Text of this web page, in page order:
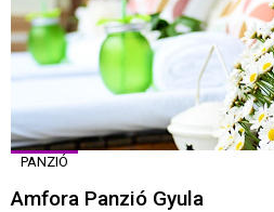
PANZIÓ
Amfora Panzió Gyula